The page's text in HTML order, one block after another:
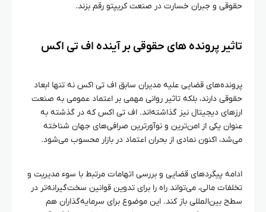
حقوقی و جبران خسارت در صنعت کریپتو رقم بزند.
تاثیر پرونده‌ های حقوقی بر آینده اف تی اکس
پرونده‌های قضایی علیه مدیران سابق اف تی اکس نه تنها ابعاد
حقوقی دارند، بلکه تاثیر روانی مهمی بر اعتماد عمومی به صنعت
ارزهای دیجیتال نیز گذاشته‌اند. اف تی اکس که در گذشته به
عنوان یکی از امن‌ترین و نوآورترین صرافی‌های جهان شناخته
می‌شد، اکنون نمادی از بحران اعتماد در بازار محسوب می‌شود.
ادامه پیگردهای قضایی و بررسی اتهامات مرتبط با سوء مدیریت و
تخلفات مالی، می‌تواند راه را برای تدوین قوانین سخت‌گیرانه‌تر در
سطح بین‌المللی باز کند. این موضوع برای سرمایه‌گذاران هم